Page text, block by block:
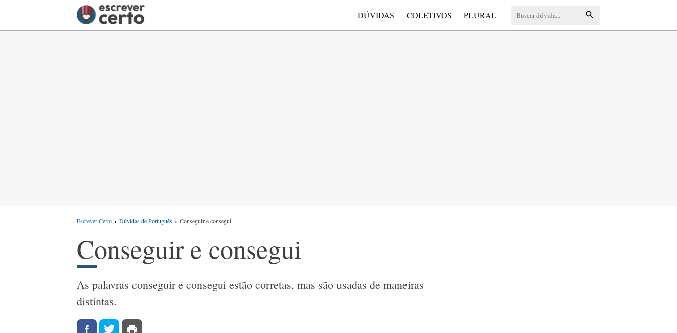
DÚVIDAS COLETIVOS PLURAL
Escrever Certo Dúvidas de Português Conseguir e consegui
Conseguir e consegui
As palavras conseguir e consegui estão corretas, mas são usadas de maneiras
distintas.